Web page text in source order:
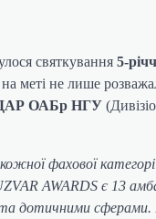
святкування 5-
на меті не лише
ОАБр НГУ
фахової
AWARDS є 13
дотичними